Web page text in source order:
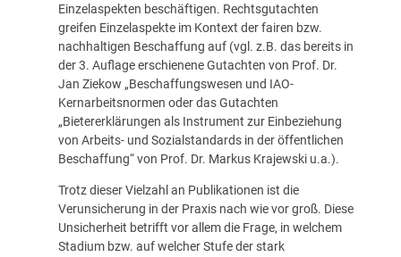
Einzelaspekten beschäftigen. Rechtsgutachten
greifen Einzelaspekte im Kontext der fairen bzw.
nachhaltigen Beschaffung auf (vgl. z.B. das bereits in
der 3. Auflage erschienene Gutachten von Prof. Dr.
Jan Ziekow „Beschaffungswesen und IAO-
Kernarbeitsnormen oder das Gutachten
„Bietererklärungen als Instrument zur Einbeziehung
von Arbeits- und Sozialstandards in der öffentlichen
Beschaffung“ von Prof. Dr. Markus Krajewski u.a.).
Trotz dieser Vielzahl an Publikationen ist die
Verunsicherung in der Praxis nach wie vor groß. Diese
Unsicherheit betrifft vor allem die Frage, in welchem
Stadium bzw. auf welcher Stufe der stark